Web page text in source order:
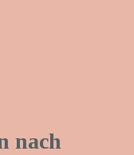
nach